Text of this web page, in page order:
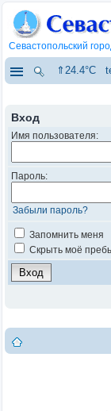
Севастопольский
⇑24.4°C
Вход
Имя пользователя:
Пароль:
Забыли пароль?
Запомнить меня
Скрыть моё